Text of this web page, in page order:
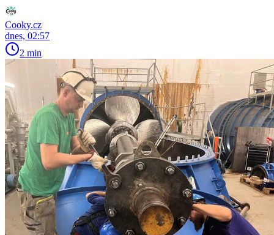
Cooky.cz
dnes, 02:57
2 min